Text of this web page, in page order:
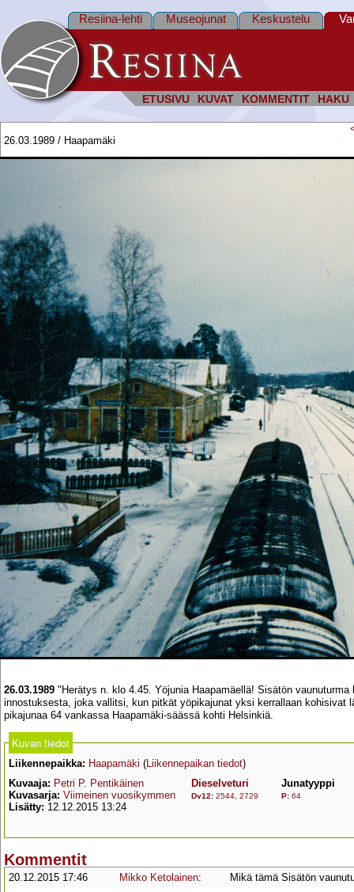
ETUSIVU KUVAT KOMMENTIT HAKU
Resiina-lehti Museojunat Keskustelu
26.03.1989 / Haapamäki
26.03.1989 "Herätys n. klo 4.45. Yöjunia Haapamäellä! Sisätön
innostuksesta, joka vallitsi, kun pitkät yöpikajunat yksi kerrallaan kohisivat
pikajunaa 64 vankassa Haapamäki-säässä kohti Helsinkiä.
Kuvan tiedot
Liikennepaikka: Haapamäki (Liikennepaikan tiedot)
Kuvaaja: Petri P. Pentikäinen
Kuvasarja: Viimeinen vuosikymmen
Lisätty: 12.12.2015 13:24
Dieselveturi
Dv12: 2544 2729
Junatyyppi
P: 64
Kommentit
20.12.2015 17:46 Mikko Ketolainen:
Mikä tämä Sisätön